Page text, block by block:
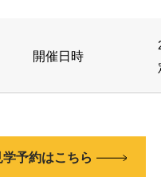
開催日時
学予約はこちら